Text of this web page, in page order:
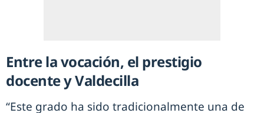
Entre la vocación, el prestigio
docente y Valdecilla
“Este grado ha sido tradicionalmente una de